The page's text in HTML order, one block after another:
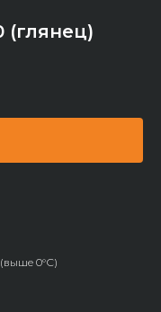
(глянец)
0°С)